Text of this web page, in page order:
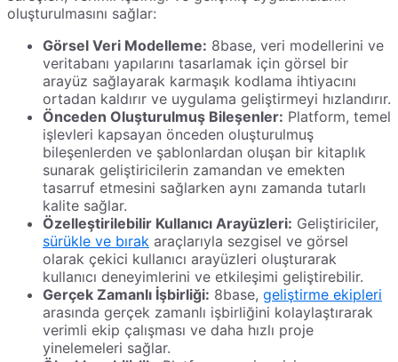
oluşturulmasını sağlar:
Görsel Veri Modelleme: 8base, veri modellerini ve
veritabanı yapılarını tasarlamak için görsel bir
arayüz sağlayarak karmaşık kodlama ihtiyacını
ortadan kaldırır ve uygulama geliştirmeyi hızlandırır.
Önceden Oluşturulmuş Bileşenler: Platform, temel
işlevleri kapsayan önceden oluşturulmuş
bileşenlerden ve şablonlardan oluşan bir kitaplık
sunarak geliştiricilerin zamandan ve emekten
tasarruf etmesini sağlarken aynı zamanda tutarlı
kalite sağlar.
Özelleştirilebilir Kullanıcı Arayüzleri: Geliştiriciler,
sürükle ve bırak araçlarıyla sezgisel ve görsel
olarak çekici kullanıcı arayüzleri oluşturarak
kullanıcı deneyimlerini ve etkileşimi geliştirebilir.
Gerçek Zamanlı İşbirliği: 8base, geliştirme ekipleri
arasında gerçek zamanlı işbirliğini kolaylaştırarak
verimli ekip çalışması ve daha hızlı proje
yinelemeleri sağlar.